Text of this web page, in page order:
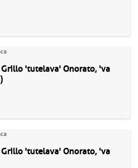
'tutelava' Onorato, 'va
'tutelava' Onorato, 'va